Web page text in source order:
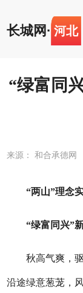
长城网 · 河北
“绿富同
来源： 和合承德网
“两山”理念实
“绿富同兴”新
秋高气爽，驱
沿途绿意葱茏，